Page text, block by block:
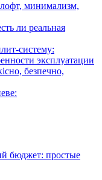
минимализм,
ли реальная
систему:
эксплуатации
безпечно,
бюджет: простые